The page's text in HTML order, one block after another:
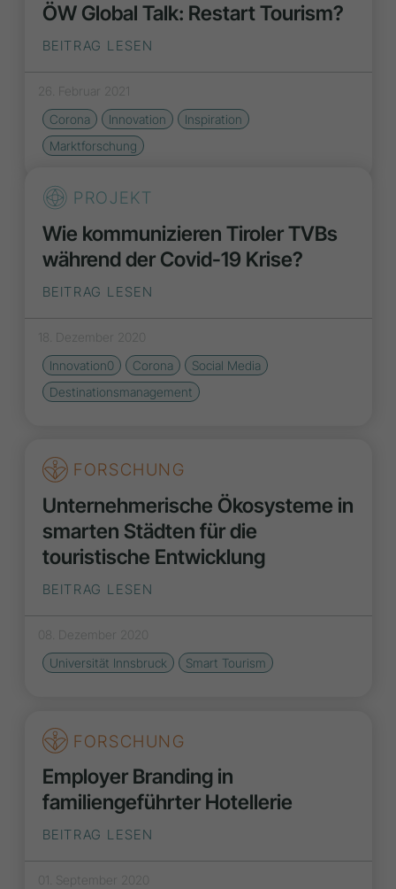
ÖW Global Talk: Restart Tourism?
BEITRAG LESEN
26. Februar 2021
Corona
Innovation
Inspiration
Marktforschung
PROJEKT
Wie kommunizieren Tiroler TVBs
während der Covid-19 Krise?
BEITRAG LESEN
18. Dezember 2020
Innovation0
Corona
Social Media
Destinationsmanagement
FORSCHUNG
Unternehmerische Ökosysteme in
smarten Städten für die
touristische Entwicklung
BEITRAG LESEN
08. Dezember 2020
Universität Innsbruck
Smart Tourism
FORSCHUNG
Employer Branding in
familiengeführter Hotellerie
BEITRAG LESEN
01. September 2020